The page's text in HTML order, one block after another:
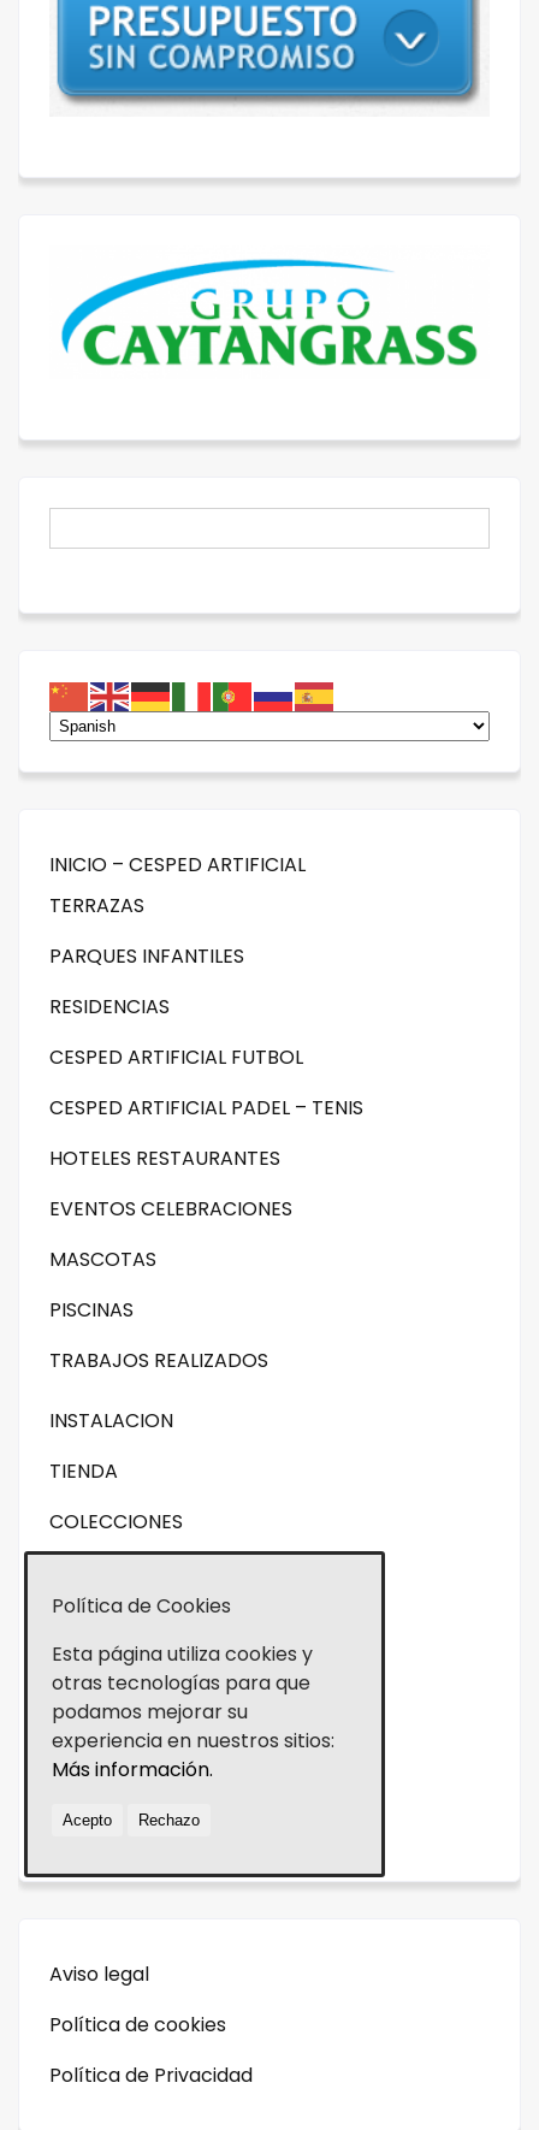
INICIO – CESPED ARTIFICIAL
TERRAZAS
PARQUES INFANTILES
RESIDENCIAS
CESPED ARTIFICIAL FUTBOL
CESPED ARTIFICIAL PADEL – TENIS
HOTELES RESTAURANTES
EVENTOS CELEBRACIONES
MASCOTAS
PISCINAS
TRABAJOS REALIZADOS
INSTALACION
TIENDA
COLECCIONES
Césped artificial para paisajismo
Césped artificial para deportes
TRABAJA CON NOSOTROS
CESPED ARTIFICIAL PARA EVENTOS
CONTACTO
NOVEDADES
Aviso legal
Política de cookies
Política de Privacidad
Política de Cookies
Esta página utiliza cookies y
otras tecnologías para que
podamos mejorar su
experiencia en nuestros sitios:
Más información.
Acepto Rechazo